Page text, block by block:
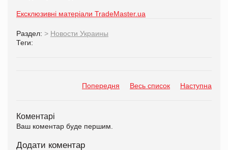
Ексклюзивні матеріали TradeMaster.ua
Раздел: > Новости Украины
Теги:
Попередня Весь список Наступна
Коментарі
Ваш коментар буде першим.
Додати коментар